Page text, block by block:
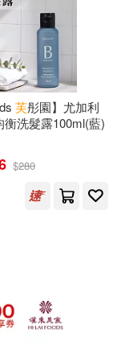
芙彤園】尤加利
衡洗髮露100ml(藍)
$280